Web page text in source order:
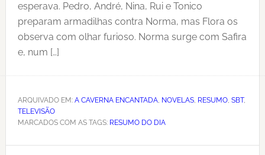
esperava. Pedro, André, Nina, Rui e Tonico
preparam armadilhas contra Norma, mas Flora os
observa com olhar furioso. Norma surge com Safira
e, num […]
ARQUIVADO EM: A CAVERNA ENCANTADA, NOVELAS, RESUMO, SBT,
TELEVISÃO
MARCADOS COM AS TAGS: RESUMO DO DIA